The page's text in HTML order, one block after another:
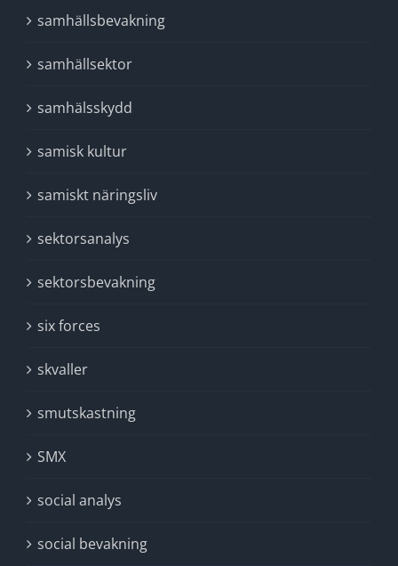
samhällsbevakning
samhällsektor
samhälsskydd
samisk kultur
samiskt näringsliv
sektorsanalys
sektorsbevakning
six forces
skvaller
smutskastning
SMX
social analys
social bevakning